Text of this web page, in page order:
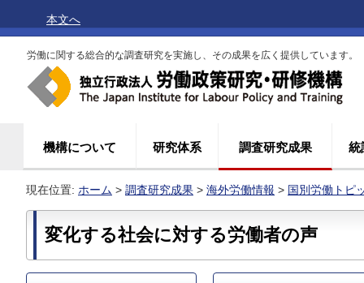
本文へ
労働に関する総合的な調査研究を実施し、その成果を広く提供しています。
機構について 研究体系 調査研究成果 統
現在位置: ホーム > 調査研究成果 > 海外労働情報 > 国別労働トピ
変化する社会に対する労働者の声